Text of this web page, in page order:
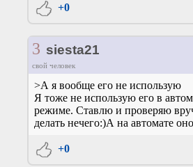
+0
3 siesta21
свой человек
>А я вообще его не использую
Я тоже не использую его в
режиме. Ставлю и проверяю
делать нечего:)А на автомате
+0